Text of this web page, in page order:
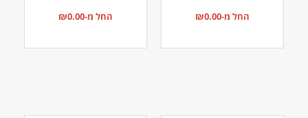
החל מ- ₪0.00 החל מ- ₪0.00